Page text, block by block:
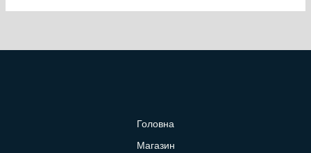
Головна
Магазин